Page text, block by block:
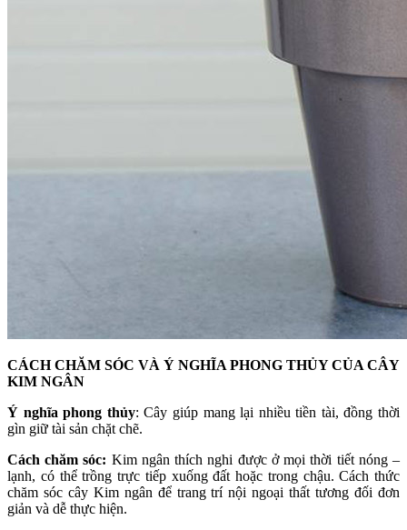
CÁCH CHĂM SÓC VÀ Ý NGHĨA PHONG THỦY CỦA CÂY
KIM NGÂN
Ý nghĩa phong thủy: Cây giúp mang lại nhiều tiền tài, đồng thời
gìn giữ tài sản chặt chẽ.
Cách chăm sóc: Kim ngân thích nghi được ở mọi thời tiết nóng –
lạnh, có thể trồng trực tiếp xuống đất hoặc trong chậu. Cách thức
chăm sóc cây Kim ngân để trang trí nội ngoại thất tương đối đơn
giản và dễ thực hiện.